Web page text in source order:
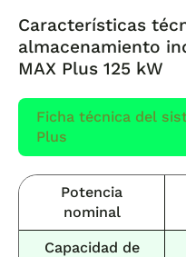
Características
almacenamiento
MAX Plus 125 kW
Ficha técnica del
Plus
Potencia
nominal
Capacidad de